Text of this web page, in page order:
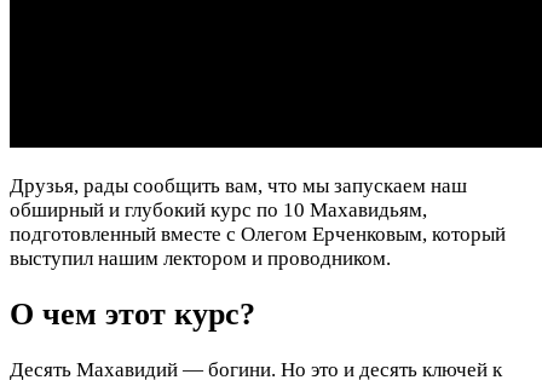
Друзья, рады сообщить вам, что мы запускаем наш
обширный и глубокий курс по 10 Махавидьям,
подготовленный вместе с Олегом Ерченковым, который
выступил нашим лектором и проводником.
О чем этот курс?
Десять Махавидий — богини. Но это и десять ключей к